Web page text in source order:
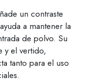
un contraste
a mantener la
de polvo. Su
y el vertido,
tanto para el uso